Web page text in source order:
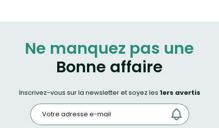
Ne manquez pas une
Bonne affaire
Inscrivez-vous sur la newsletter et soyez les 1ers avertis